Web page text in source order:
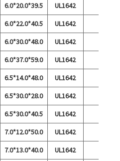
6.0*20.0*39.5
UL1642
6.0*22.0*40.5
UL1642
6.0*30.0*48.0
UL1642
6.0*37.0*59.0
UL1642
6.5*14.0*48.0
UL1642
6.5*30.0*28.0
UL1642
6.5*30.0*40.5
UL1642
7.0*12.0*50.0
UL1642
7.0*13.0*40.0
UL1642